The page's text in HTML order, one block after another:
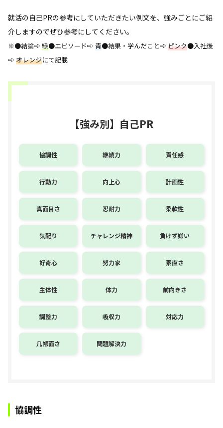
就活の自己PRの参考にしていただきたい例文を、強みごとにご紹
介しますのでぜひ参考にしてください。
※●結論⇨ 緑●エピソード⇨ 青●結果・学んだこと⇨ ピンク●入社後
⇨ オレンジにて記載
【強み別】自己PR
協調性 継続力 責任感
行動力 向上心 計画性
真面目さ 忍耐力 柔軟性
気配り チャレンジ精神 負けず嫌い
好奇心 努力家 素直さ
主体性 体力 前向きさ
調整力 吸収力 対応力
几帳面さ 問題解決力
協調性